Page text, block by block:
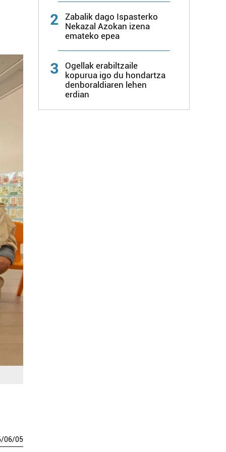
/06/05
2
Zabalik dago Ispasterko
Nekazal Azokan izena
emateko epea
3
Ogellak erabiltzaile
kopurua igo du hondartza
denboraldiaren lehen
erdian